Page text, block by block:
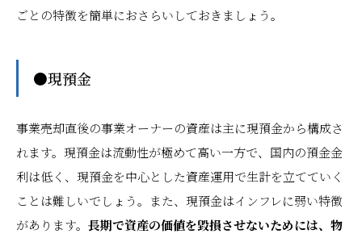
ごとの特徴を簡単におさらいしておきましょう。
●現預金
事業売却直後の事業オーナーの資産は主に現預金から構成さ
れます。現預金は流動性が極めて高い一方で、国内の預金金
利は低く、現預金を中心とした資産運用で生計を立てていく
ことは難しいでしょう。また、現預金はインフレに弱い特徴
があります。 長期で資産の価値を毀損させないためには、物